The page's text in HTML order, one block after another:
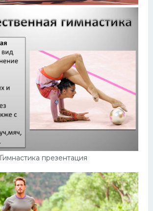
Гимнастика презентация